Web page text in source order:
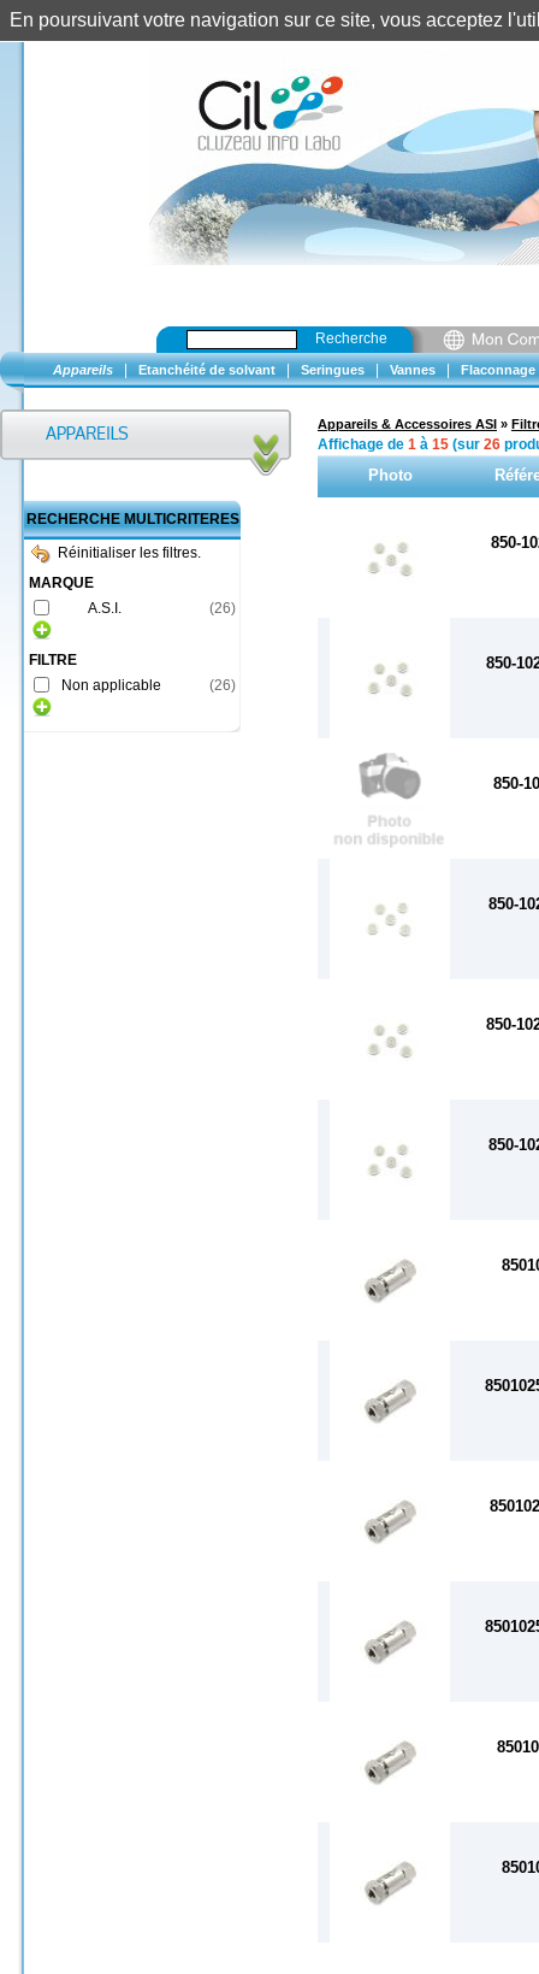
Recherche
Appareils Etanchéité de solvant Seringues Vannes Flaconnage
RECHERCHE MULTICRITERES
Réinitialiser les filtres.
MARQUE
A.S.I.
(26)
FILTRE
Non applicable
(26)
Appareils & Accessoires ASI »
Affichage de 1 à 15 (sur 26
Photo
850-
850-
850-
850-
850-
850-
En poursuivant votre navigation sur ce site, vous acceptez